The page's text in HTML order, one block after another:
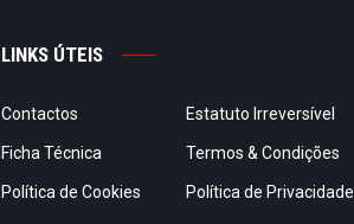
LINKS ÚTEIS
Contactos Estatuto Irreversível
Ficha Técnica Termos & Condições
Política de Cookies Política de Privacidade